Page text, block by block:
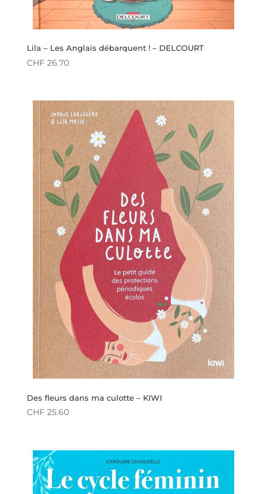
Lila – Les Anglais débarquent ! – DELCOURT
CHF26.70
Des fleurs dans ma culotte – KIWI
CHF25.60